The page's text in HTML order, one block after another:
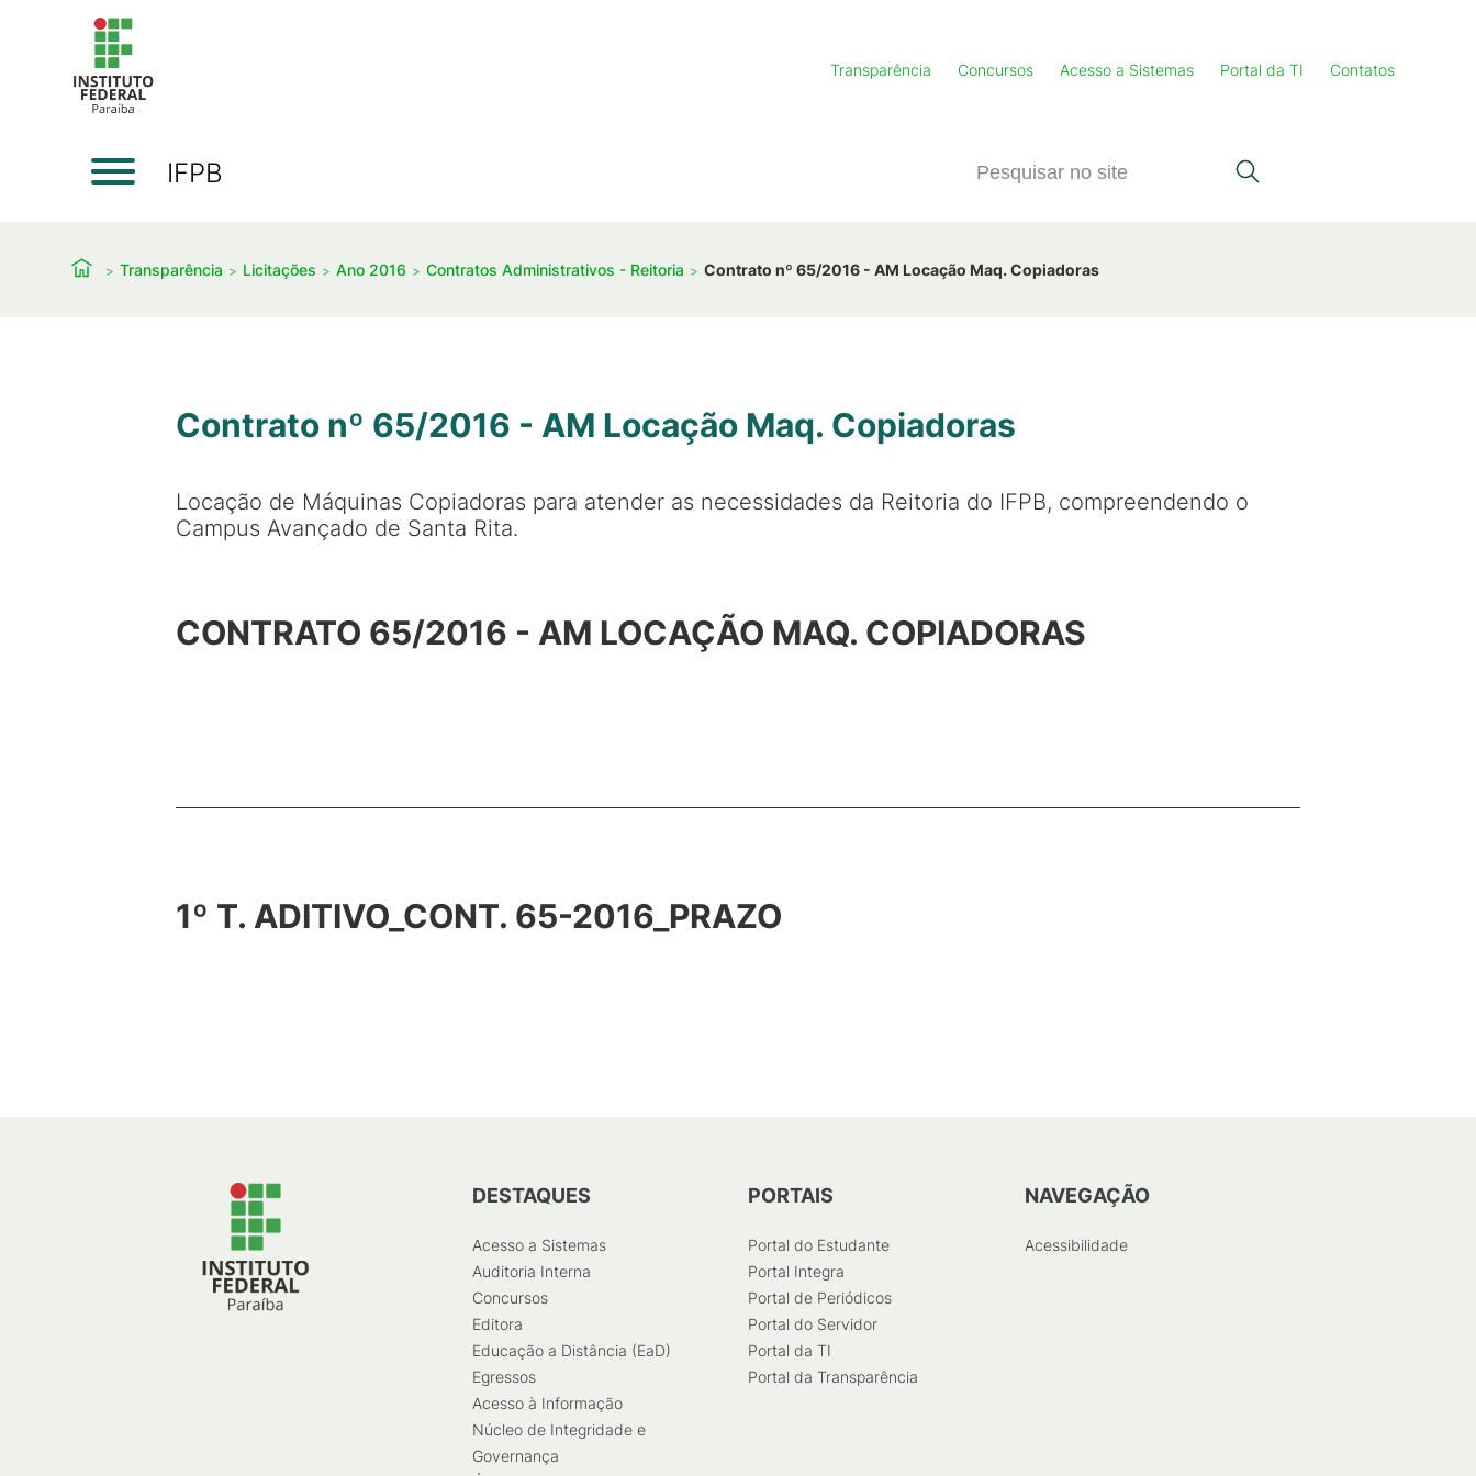
Transparência Concursos Acesso a Sistemas Portal da TI Contatos
IFPB
Transparência Licitações Ano 2016 Contratos Administrativos - Reitoria Contrato nº 65/2016 - AM Locação Maq. Copiadoras
Contrato nº 65/2016 - AM Locação Maq. Copiadoras
Locação de Máquinas Copiadoras para atender as necessidades da Reitoria do IFPB, compreendendo o
Campus Avançado de Santa Rita.
CONTRATO 65/2016 - AM LOCAÇÃO MAQ. COPIADORAS
1º T. ADITIVO_CONT. 65-2016_PRAZO
DESTAQUES
Acesso a Sistemas
Auditoria Interna
Concursos
Editora
Educação a Distância (EaD)
Egressos
Acesso à Informação
Núcleo de Integridade e
Governança
PORTAIS
Portal do Estudante
Portal Integra
Portal de Periódicos
Portal do Servidor
Portal da TI
Portal da Transparência
NAVEGAÇÃO
Acessibilidade